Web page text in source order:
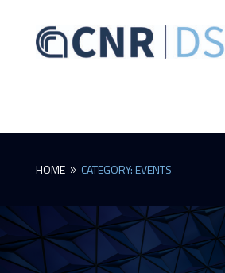
HOME 9 CATEGORY: EVENTS